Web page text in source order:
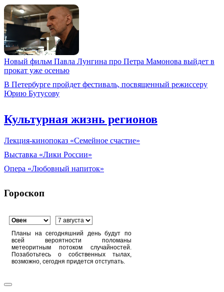
Новый фильм Павла Лунгина про Петра Мамонова выйдет в
прокат уже осенью
В Петербурге пройдет фестиваль, посвященный режиссеру
Юрию Бутусову
Культурная жизнь регионов
Лекция-кинопоказ «Семейное счастие»
Выставка «Лики России»
Опера «Любовный напиток»
Гороскоп
Планы на сегодняшний день будут по
всей вероятности поломаны
метеоритным потоком случайностей.
Позаботьтесь о собственных тылах,
возможно, сегодня придется отступать.